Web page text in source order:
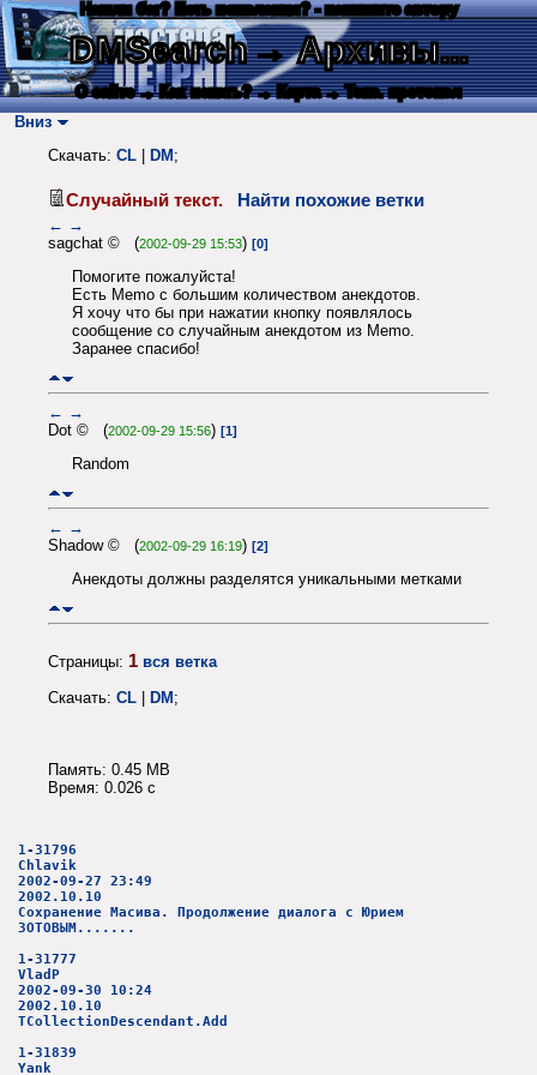
Нашли баг? Есть пожелания? - напишите автору
DMSearch→ Архивы...
О сайте → Как искать? → Карта → Текс. протокол
Вниз
Скачать: CL DM ;
Случайный текст. Найти похожие ветки
← →
sagchat © (2002-09-29 15:53) [0]
Помогите пожалуйста!
Есть Memo с большим количеством анекдотов.
Я хочу что бы при нажатии кнопку появлялось
сообщение со случайным анекдотом из Memo.
Заранее спасибо!
← →
Dot © (2002-09-29 15:56) [1]
Random
← →
Shadow © (2002-09-29 16:19) [2]
Анекдоты должны разделятся уникальными метками
Страницы: 1 вся ветка
Скачать: CL | DM;
Память: 0.45 MB
Время: 0.026 c
1-31796
Chlavik
2002-09-27 23:49
2002.10.10
Сохранение Масива. Продолжение диалога с Юрием
ЗОТОВЫМ.......
1-31777
VladP
2002-09-30 10:24
2002.10.10
TCollectionDescendant.Add
1-31839
Yank